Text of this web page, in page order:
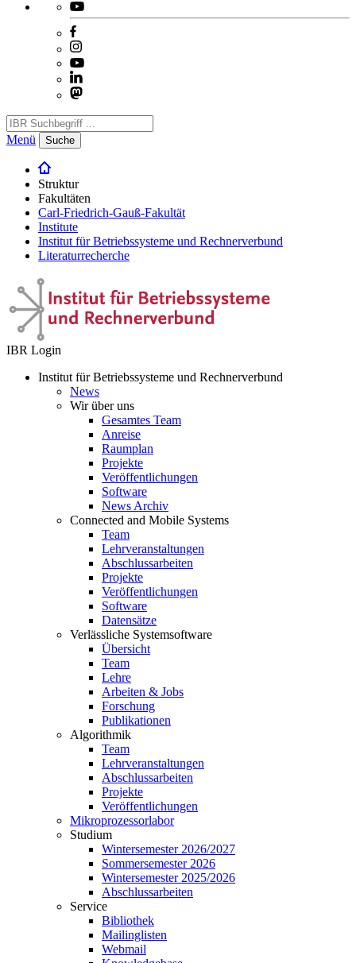
Menü Suche
Struktur
Fakultäten
Carl-Friedrich-Gauß-Fakultät
Institute
Institut für Betriebssysteme und Rechnerverbund
Literaturrecherche
IBR Login
Institut für Betriebssysteme und Rechnerverbund
News
Wir über uns
Gesamtes Team
Anreise
Raumplan
Projekte
Veröffentlichungen
Software
News Archiv
Connected and Mobile Systems
Team
Lehrveranstaltungen
Abschlussarbeiten
Projekte
Veröffentlichungen
Software
Datensätze
Verlässliche Systemsoftware
Übersicht
Team
Lehre
Arbeiten & Jobs
Forschung
Publikationen
Algorithmik
Team
Lehrveranstaltungen
Abschlussarbeiten
Projekte
Veröffentlichungen
Mikroprozessorlabor
Studium
Wintersemester 2026/2027
Sommersemester 2026
Wintersemester 2025/2026
Abschlussarbeiten
Service
Bibliothek
Mailinglisten
Webmail